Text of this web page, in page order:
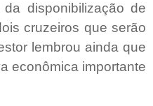
disponibilização de
cruzeiros que serão
lembrou ainda que
econômica importante